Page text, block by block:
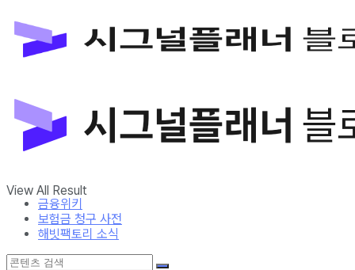
보험금 청구 사전
해빗팩토리 소식
View All Result
금융위키
보험금 청구 사전
해빗팩토리 소식